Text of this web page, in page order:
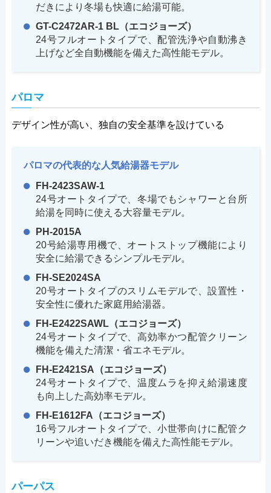
だきにより冬場も快適に給湯可能。
GT-C2472AR-1 BL（エコジョーズ）
24号フルオートタイプで、配管洗浄や自動沸き
上げなど全自動機能を備えた高性能モデル。
パロマ
デザイン性が高い、独自の安全基準を設けている
パロマの代表的な人気給湯器モデル
FH-2423SAW-1
24号オートタイプで、冬場でもシャワーと台所
給湯を同時に使える大容量モデル。
PH-2015A
20号給湯専用機で、オートストップ機能により
安全に給湯できるシンプルモデル。
FH-SE2024SA
20号オートタイプのスリムモデルで、設置性・
安全性に優れた家庭用給湯器。
FH-E2422SAWL（エコジョーズ）
24号オートタイプで、高効率かつ配管クリーン
機能を備えた清潔・省エネモデル。
FH-E2421SA（エコジョーズ）
24号オートタイプで、温度ムラを抑え給湯速度
も向上した高効率モデル。
FH-E1612FA（エコジョーズ）
16号フルオートタイプで、小世帯向けに配管ク
リーンや追いだき機能を備えた高性能モデル。
パーパス